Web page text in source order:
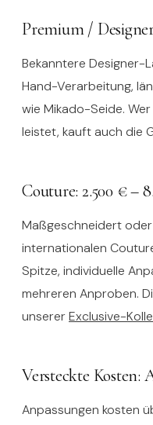
Premium /
Bekanntere Designer-
Hand-Verarbeitung,
wie Mikado-Seide.
leistet, kauft auch die
Couture: 2.500 € –
Maßgeschneidert
internationalen
Spitze, individuelle
mehreren Anproben.
unsererExclusive-
Versteckte Kosten:
Anpassungen kosten